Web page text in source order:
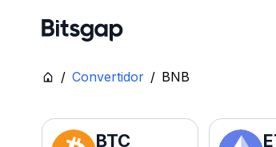
/ Convertidor / BNB
BTC